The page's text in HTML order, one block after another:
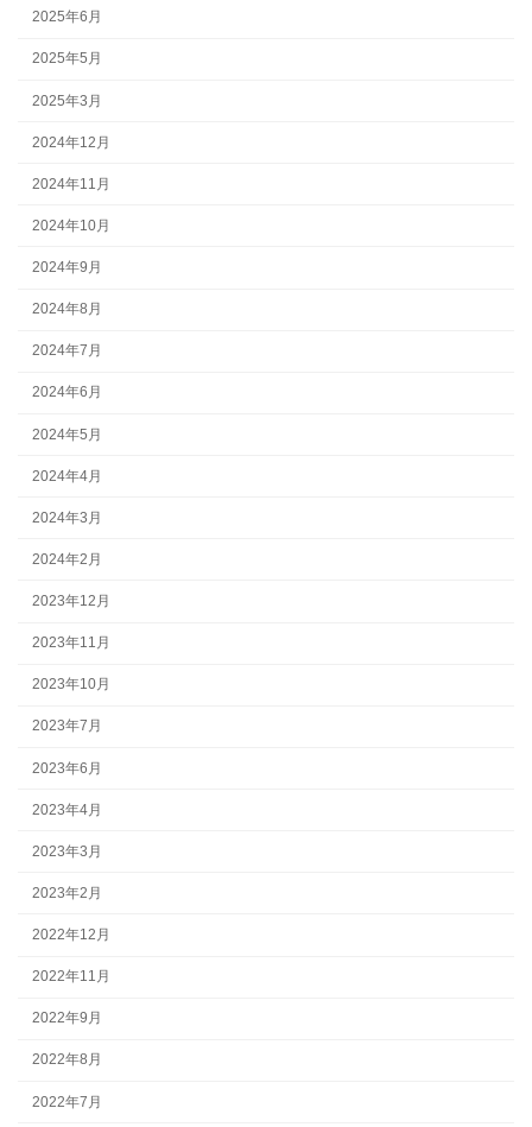
2025年6月
2025年5月
2025年3月
2024年12月
2024年11月
2024年10月
2024年9月
2024年8月
2024年7月
2024年6月
2024年5月
2024年4月
2024年3月
2024年2月
2023年12月
2023年11月
2023年10月
2023年7月
2023年6月
2023年4月
2023年3月
2023年2月
2022年12月
2022年11月
2022年9月
2022年8月
2022年7月